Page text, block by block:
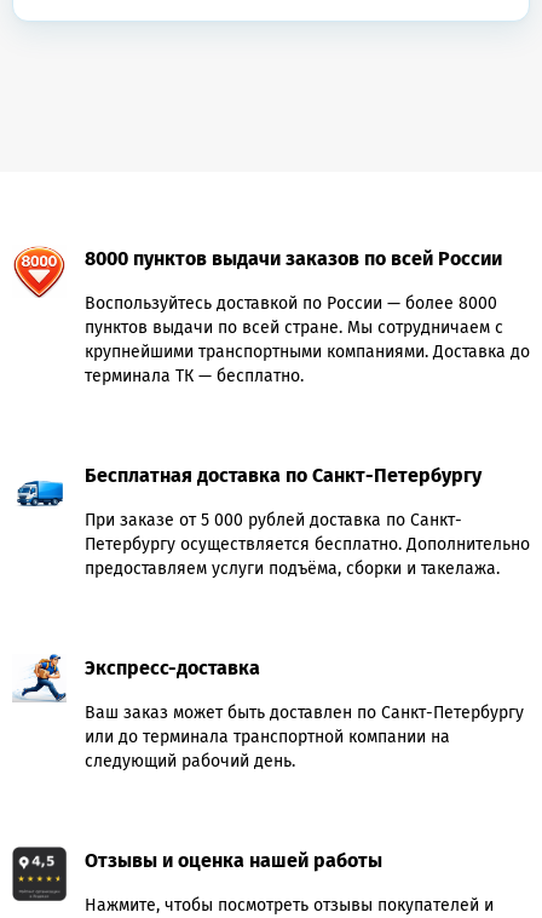
8000 пунктов выдачи заказов по всей России
Воспользуйтесь доставкой по России — более 8000
пунктов выдачи по всей стране. Мы сотрудничаем с
крупнейшими транспортными компаниями. Доставка до
терминала ТК — бесплатно.
Бесплатная доставка по Санкт-Петербургу
При заказе от 5 000 рублей доставка по Санкт-
Петербургу осуществляется бесплатно. Дополнительно
предоставляем услуги подъёма, сборки и такелажа.
Экспресс-доставка
Ваш заказ может быть доставлен по Санкт-Петербургу
или до терминала транспортной компании на
следующий рабочий день.
Отзывы и оценка нашей работы
Нажмите, чтобы посмотреть отзывы покупателей и